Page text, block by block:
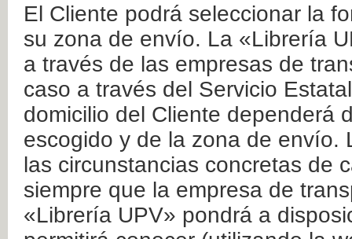
El Cliente podrá seleccionar la
su zona de envío. La «Librería
a través de las empresas de
caso a través del Servicio
domicilio del Cliente dependerá
escogido y de la zona de envío.
las circunstancias concretas de
siempre que la empresa de
«Librería UPV» pondrá a